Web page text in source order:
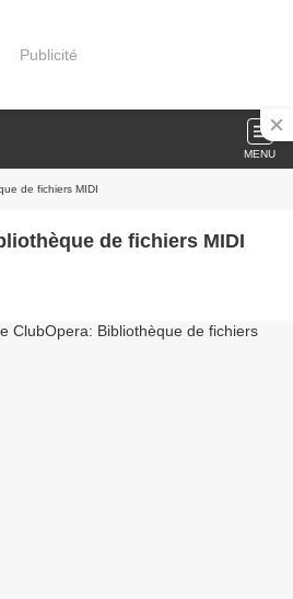
Publicité
MENU
de fichiers MIDI
de fichiers MIDI